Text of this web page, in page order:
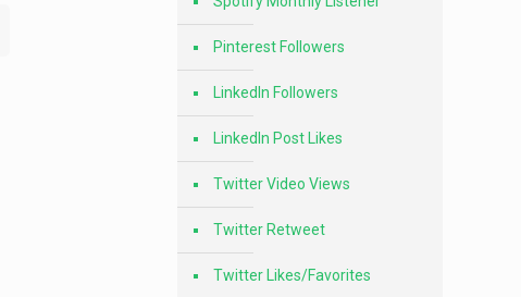
Pinterest Followers
LinkedIn Followers
LinkedIn Post Likes
Twitter Video Views
Twitter Retweet
Twitter Likes/Favorites